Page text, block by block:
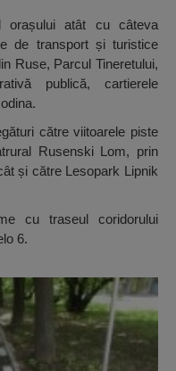
orașului atât cu câteva
de transport și turistice
Ruse, Parcul Tineretului,
publică, cartierele
către viitoarele piste
Rusenski Lom, prin
și către Lesopark Lipnik
cu traseul coridorului
6.